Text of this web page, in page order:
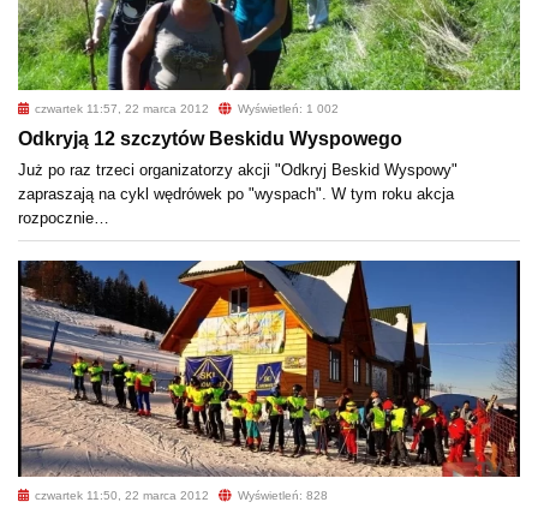
czwartek 11:57, 22 marca 2012 Wyświetleń: 1 002
Odkryją 12 szczytów Beskidu Wyspowego
Już po raz trzeci organizatorzy akcji "Odkryj Beskid Wyspowy"
zapraszają na cykl wędrówek po "wyspach". W tym roku akcja
rozpocznie…
czwartek 11:50, 22 marca 2012 Wyświetleń: 828